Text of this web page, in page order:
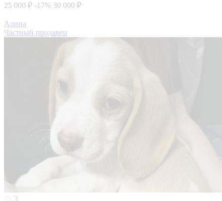
25 000 ₽ -17% 30 000 ₽
Алина
Частный продавец
3